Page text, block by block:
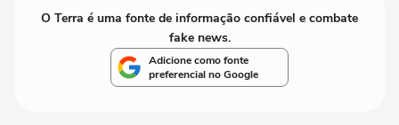
O Terra é uma fonte de informação confiável e combate
fake news.
Adicione como fonte
preferencial no Google